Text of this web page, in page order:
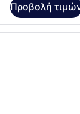
Προβολή
με έναν